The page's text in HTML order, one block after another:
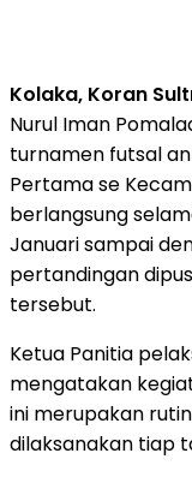
Kolaka, Koran
Nurul Iman
turnamen futsal
Pertama se
berlangsung
Januari sampai
pertandingan
tersebut.
Ketua Panitia
mengatakan
ini merupakan
dilaksanakan tiap